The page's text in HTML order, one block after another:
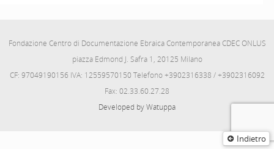
Indietro
Fondazione Centro di Documentazione Ebraica Contemporanea CDEC ONLUS
piazza Edmond J. Safra 1, 20125 Milano
CF: 97049190156 IVA: 12559570150 Telefono +3902316338 / +3902316092
Fax: 02.33.60.27.28
Developed by Watuppa